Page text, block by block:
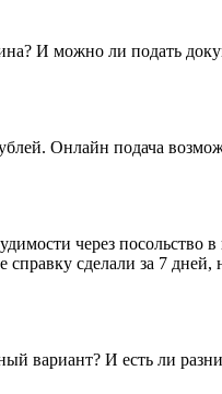
И можно ли подать
Онлайн подача
через
справку сделали за 7
вариант? И есть ли